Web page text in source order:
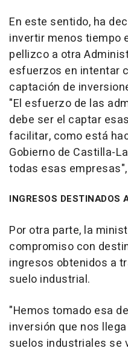
En este sentido, ha
invertir menos tiempo
pellizco a otra
esfuerzos en intentar
captación de
"El esfuerzo de las
debe ser el captar
facilitar, como está
Gobierno de Castilla-
todas esas
INGRESOS DESTINADOS
Por otra parte, la
compromiso con
ingresos obtenidos a
suelo industrial.
"Hemos tomado esa
inversión que nos
suelos industriales se